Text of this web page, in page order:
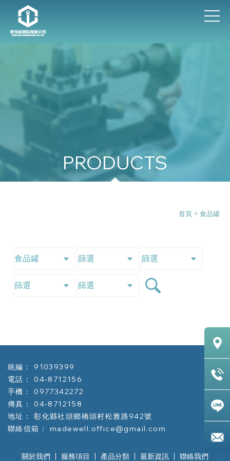
食品罐
首頁 > 食品罐
91039399
04-8712156
0977342272
04-8712158
彰化縣社頭鄉橋頭村松雅路942號
madewell.office@gmail.com
關於我們 服務項目 產品分類 最新資訊 聯絡我們